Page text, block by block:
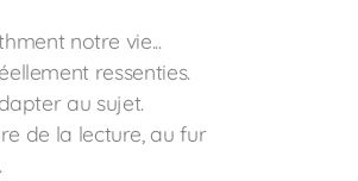
notre vie...
ressenties.
au sujet.
de la lecture, au fur